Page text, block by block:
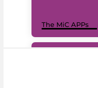
The MiC APPs